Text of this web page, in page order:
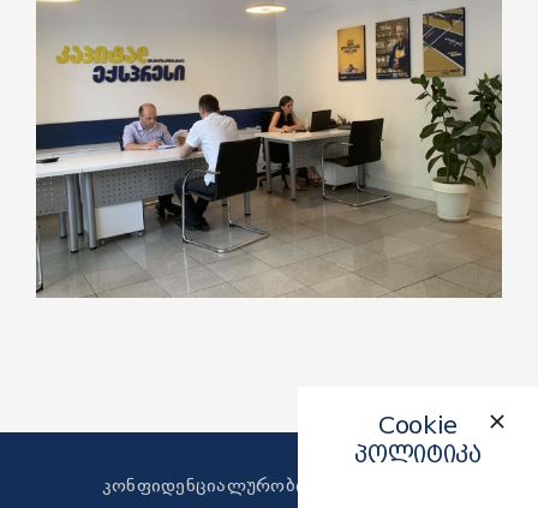
კონფიდენციალურობის პოლიტიკა
Cookie
პოლიტიკა